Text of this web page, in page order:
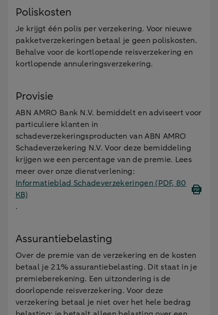
Poliskosten
Je krijgt één polis per verzekering. Voor nieuwe
pakketverzekeringen betaal je geen poliskosten.
Behalve voor de kortlopende reisverzekering en
kortlopende annuleringsverzekering.
Provisie
ABN AMRO Bank N.V. bemiddelt en adviseert voor
particuliere klanten in
schadeverzekeringsproducten van ABN AMRO
Schadeverzekering N.V. Voor deze bemiddeling
krijgen we een percentage van de premie. Lees
meer over onze dienstverlening:
Informatieblad Schadeverzekeringen(PDF, 80
KB)
.
Assurantiebelasting
Over de premie van de verzekering en de kosten
betaal je 21% assurantiebelasting. Dit staat in je
premieberekening. Een uitzondering is de
doorlopende reisverzekering. Voor deze
verzekering betaal je niet over het hele bedrag